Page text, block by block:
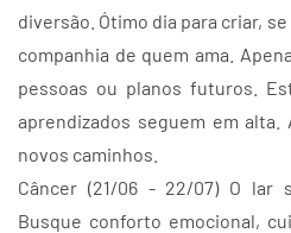
diversão. Ótimo dia para criar,
companhia de quem ama.
pessoas ou planos futuros.
aprendizados seguem em
novos caminhos.
Câncer (21/06 - 22/07) O lar
Busque conforto emocional,